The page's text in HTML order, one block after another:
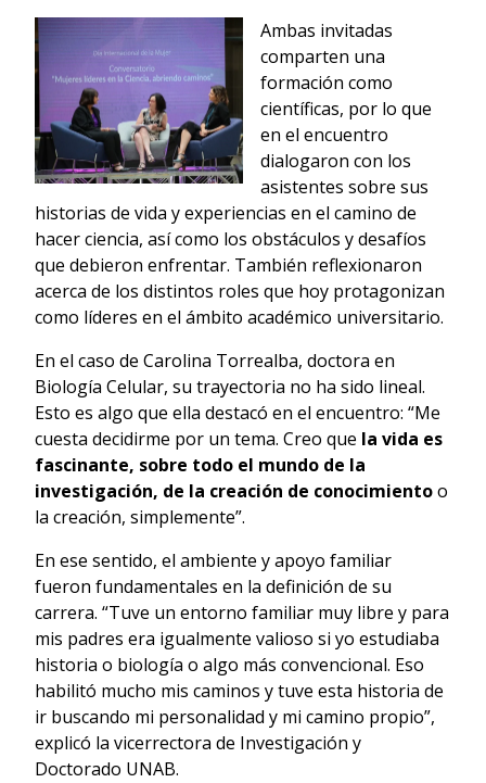
Ambas invitadas
comparten una
formación como
científicas, por lo que
en el encuentro
dialogaron con los
asistentes sobre sus
historias de vida y experiencias en el camino de
hacer ciencia, así como los obstáculos y desafíos
que debieron enfrentar. También reflexionaron
acerca de los distintos roles que hoy protagonizan
como líderes en el ámbito académico universitario.
En el caso de Carolina Torrealba, doctora en
Biología Celular, su trayectoria no ha sido lineal.
Esto es algo que ella destacó en el encuentro: “Me
cuesta decidirme por un tema. Creo que la vida es
fascinante, sobre todo el mundo de la
investigación, de la creación de conocimientoo
la creación, simplemente”.
En ese sentido, el ambiente y apoyo familiar
fueron fundamentales en la definición de su
carrera. “Tuve un entorno familiar muy libre y para
mis padres era igualmente valioso si yo estudiaba
historia o biología o algo más convencional. Eso
habilitó mucho mis caminos y tuve esta historia de
ir buscando mi personalidad y mi camino propio”,
explicó la vicerrectora de Investigación y
Doctorado UNAB.